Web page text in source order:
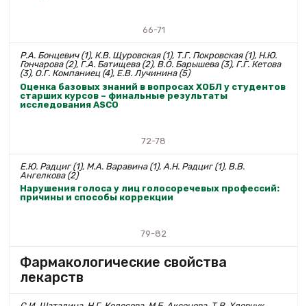
66-71
Р.А. Бонцевич (1), К.В. Щуровская (1), Т.Г. Покровская (1), Н.Ю.
Гончарова (2), Г.А. Батищева (2), В.О. Барышева (3), Г.Г. Кетова
(3), О.Г. Компаниец (4), Е.В. Лучинина (5)
Оценка базовых знаний в вопросах ХОБЛ у студентов
старших курсов – финальные результаты
исследования ASCO
72-78
Е.Ю. Радциг (1), М.А. Варавина (1), А.Н. Радциг (1), В.В.
Ангелкова (2)
Нарушения голоса у лиц голосоречевых профессий:
причины и способы коррекции
79-82
Фармакологические свойства
лекарств